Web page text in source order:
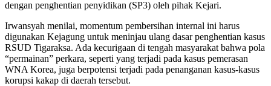
dengan penghentian penyidikan (SP3) oleh pihak Kejari.
Irwansyah menilai, momentum pembersihan internal ini harus
digunakan Kejagung untuk meninjau ulang dasar penghentian kasus
RSUD Tigaraksa. Ada kecurigaan di tengah masyarakat bahwa pola
“permainan” perkara, seperti yang terjadi pada kasus pemerasan
WNA Korea, juga berpotensi terjadi pada penanganan kasus-kasus
korupsi kakap di daerah tersebut.